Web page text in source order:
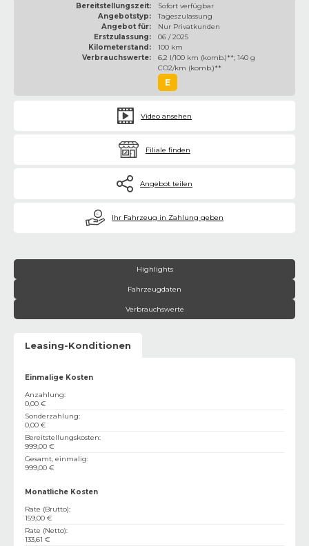
Bereitstellungszeit:
Sofort verfügbar
Angebotstyp:
Tageszulassung
Angebot für:
Nur Privatkunden
Erstzulassung:
06 / 2025
Kilometerstand:
100 km
Verbrauchswerte:
6,2 l/100 km (komb.)**; 140 g
CO2/km (komb.)**
E
Video ansehen
Filiale finden
Angebot teilen
€ Ihr Fahrzeug in Zahlung geben
Highlights
Fahrzeugdaten
Verbrauchswerte
Leasing-Konditionen
Einmalige Kosten
Anzahlung:
0,00 €
Sonderzahlung:
0,00 €
Bereitstellungskosten:
999,00 €
Gesamt, einmalig:
999,00 €
Monatliche Kosten
Rate (Brutto):
159,00 €
Rate (Netto):
133,61 €